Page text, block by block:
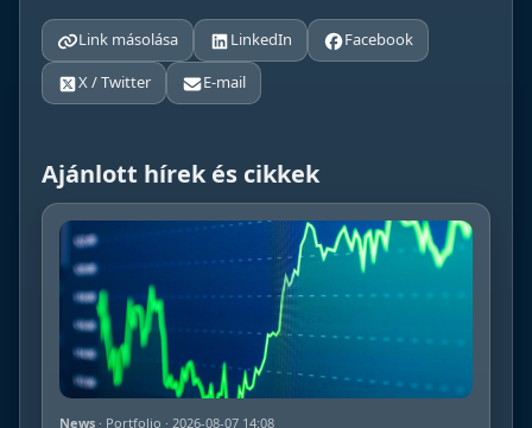
Link másolása LinkedIn
Facebook
X / Twitter
E-mail
Ajánlott hírek és cikkek
News · Portfolio · 2026-08-07 14:08